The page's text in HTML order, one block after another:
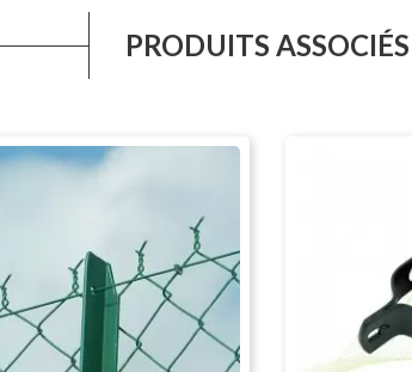
PRODUITS ASSOCIÉS